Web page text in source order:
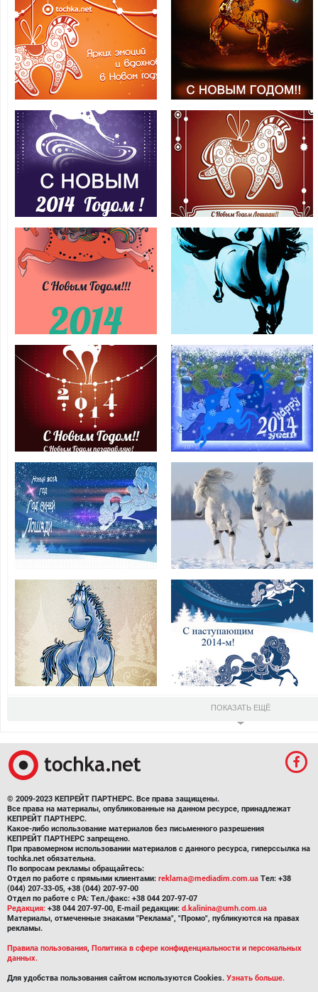
Прикольная
открытка с
Годом Лошади
2014
Красивые
открытки на
Новый год
Лошади 2014
С Новым годом
лошади 2014
Открытки С
Новым годом
Лошади 2014
Поздравления
на Новый год
лошади 2014
С Новым Годом
Лошади 2014
Пожелания на
Новый год
Лошади 2014
Открытки На
Новый год
лошади 2014
Открытки С
Новым годом
Лошади 2014
Открытки на
Новый год
Лошади
С Новым Годом
лошади
С наступающим
годом лошади
ПОКАЗАТЬ ЕЩЁ
© 2009-2023 КЕПРЕЙТ ПАРТНЕРС. Все права защищены.
Все права на материалы, опубликованные на данном ресурсе, принадлежат
КЕПРЕЙТ ПАРТНЕРС.
Какое-либо использование материалов без письменного разрешения
КЕПРЕЙТ ПАРТНЕРС запрещено.
При правомерном использовании материалов с данного ресурса, гиперссылка на
tochka.net обязательна.
По вопросам рекламы обращайтесь:
Отдел по работе с прямыми клиентами: reklama@mediadim.com.ua Тел: +38
(044) 207-33-05, +38 (044) 207-97-00
Отдел по работе с РА: Тел./факс: +38 044 207-97-07
Редакция: +38 044 207-97-00, E-mail редакции: d.kalinina@umh.com.ua
Материалы, отмеченные знаками "Реклама", "Промо", публикуются на правах
рекламы.
Правила пользования, Политика в сфере конфиденциальности и персональных
данных.
Для удобства пользования сайтом используются Cookies. Узнать больше.